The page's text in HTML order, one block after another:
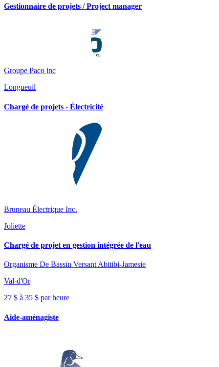
Gestionnaire de projets / Project manager
Groupe Paco inc
Longueuil
Chargé de projets - Électricité
Bruneau Électrique Inc.
Joliette
Chargé de projet en gestion intégrée de l'eau
Organisme De Bassin Versant Abitibi-Jamesie
Val-d'Or
27 $ à 35 $ par heure
Aide-aménagiste